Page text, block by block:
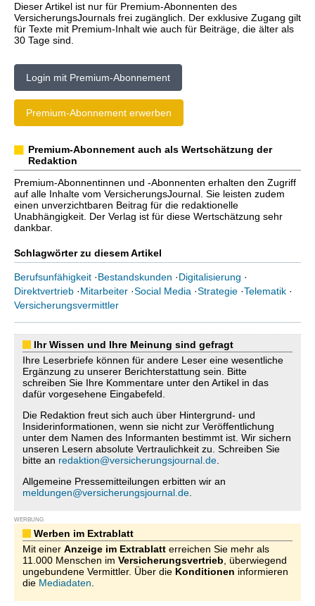
Dieser Artikel ist nur für Premium-Abonnenten des
VersicherungsJournals frei zugänglich. Der exklusive Zugang gilt
für Texte mit Premium-Inhalt wie auch für Beiträge, die älter als
30 Tage sind.
Login mit Premium-Abonnement
Premium-Abonnement erwerben
Premium-Abonnement auch als Wertschätzung der
Redaktion
Premium-Abonnentinnen und -Abonnenten erhalten den Zugriff
auf alle Inhalte vom VersicherungsJournal. Sie leisten zudem
einen unverzichtbaren Beitrag für die redaktionelle
Unabhängigkeit. Der Verlag ist für diese Wertschätzung sehr
dankbar.
Schlagwörter zu diesem Artikel
Berufsunfähigkeit ·Bestandskunden ·Digitalisierung ·
Direktvertrieb ·Mitarbeiter ·Social Media ·Strategie ·Telematik ·
Versicherungsvermittler
Ihr Wissen und Ihre Meinung sind gefragt
Ihre Leserbriefe können für andere Leser eine wesentliche
Ergänzung zu unserer Berichterstattung sein. Bitte
schreiben Sie Ihre Kommentare unter den Artikel in das
dafür vorgesehene Eingabefeld.
Die Redaktion freut sich auch über Hintergrund- und
Insiderinformationen, wenn sie nicht zur Veröffentlichung
unter dem Namen des Informanten bestimmt ist. Wir sichern
unseren Lesern absolute Vertraulichkeit zu. Schreiben Sie
bitte an redaktion@versicherungsjournal.de
Allgemeine Pressemitteilungen erbitten wir an
meldungen@versicherungsjournal.de
WERBUNG
Werben im Extrablatt
Mit einer Anzeige im Extrablatt erreichen Sie mehr als
11.000 Menschen im Versicherungsvertrieb , überwiegend
ungebundene Vermittler. Über die Konditionen informieren
die Mediadaten